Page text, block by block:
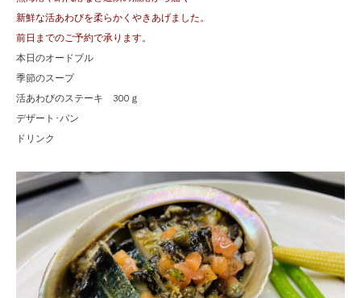
新鮮な活あわびを柔らかくやきあげました。
前日までのご予約で承ります。
本日のオードブル
季節のスープ
活あわびのステーキ 300ｇ
デザート･パン
ドリンク